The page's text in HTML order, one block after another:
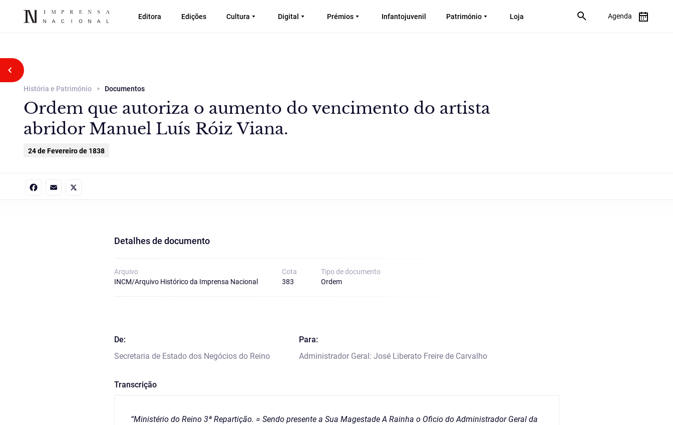
Editora Edições Cultura Digital Prémios Infantojuvenil Património Loja Agenda
Voltar atrás
História e Património Documentos
Ordem que autoriza o aumento do vencimento do artista
abridor Manuel Luís Róiz Viana.
24 de Fevereiro de 1838
Detalhes de documento
Arquivo
INCM/Arquivo Histórico da Imprensa Nacional
Cota
383
Tipo de documento
Ordem
De:
Secretaria de Estado dos Negócios do Reino
Para:
Administrador Geral: José Liberato Freire de Carvalho
Transcrição
“Ministério do Reino 3ª Repartição. = Sendo presente a Sua Magestade A Rainha o Oficio do Administrador Geral da